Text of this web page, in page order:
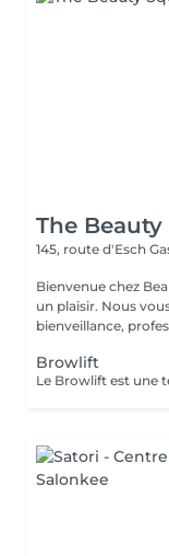
The Beauty
145, route d'Esch
Bienvenue chez
un plaisir. Nous
bienveillance,
Browlift